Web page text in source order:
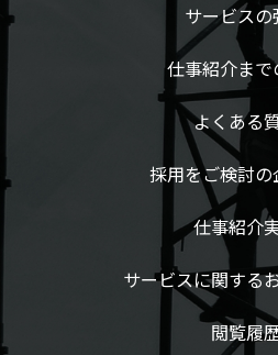
サービスの
仕事紹介まで
よくある
採用をご検討
仕事紹介
サービスに関する
閲覧履